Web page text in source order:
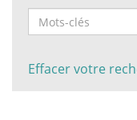
Effacer votre